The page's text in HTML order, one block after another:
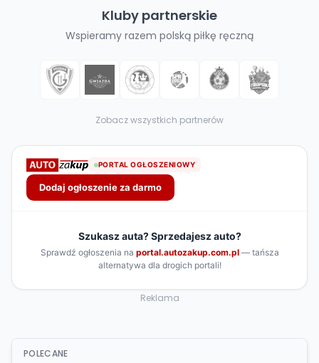
Kluby partnerskie
Wspieramy razem polską piłkę ręczną
Zobacz wszystkich partnerów
Reklama
POLECANE